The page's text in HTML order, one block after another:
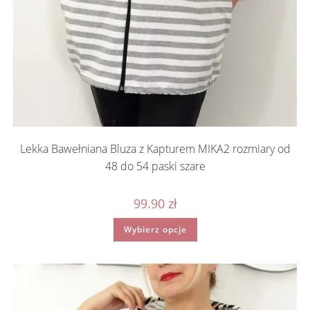
Lekka Bawełniana Bluza z Kapturem MIKA2 rozmiary od
48 do 54 paski szare
99.90 zł
Wybierz opcje
Ten
ma
wariantów.
Opcje
można
wybrać